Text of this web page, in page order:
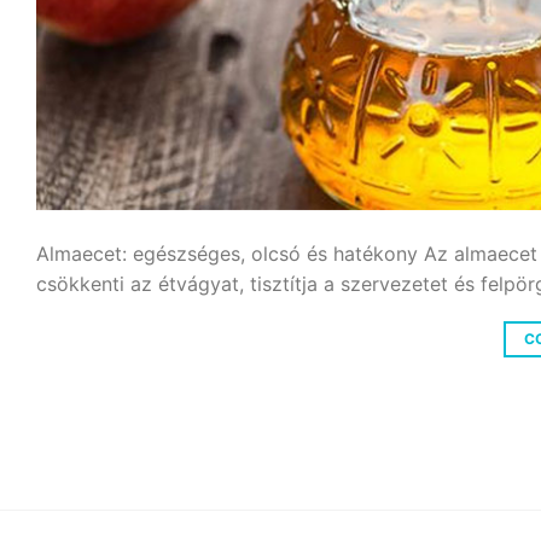
Almaecet: egészséges, olcsó és hatékony Az
csökkenti az étvágyat, tisztítja a szervezetet és